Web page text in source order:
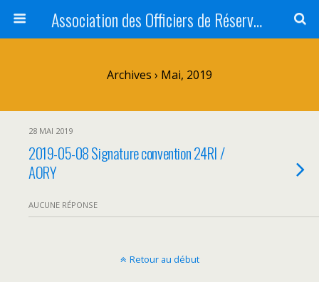
Association des Officiers de Réserve des Yvelines <br />AOR 78 - AORY
Archives › Mai, 2019
28 MAI 2019
2019-05-08 Signature convention 24RI /
AORY
AUCUNE RÉPONSE
Retour au début